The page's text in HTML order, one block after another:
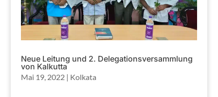
Neue Leitung und 2. Delegationsversammlung
von Kalkutta
Mai 19, 2022| Kolkata